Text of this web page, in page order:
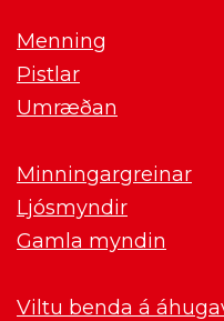
Menning
Pistlar
Umræðan
Minningargreinar
Ljósmyndir
Gamla myndin
Viltu benda á